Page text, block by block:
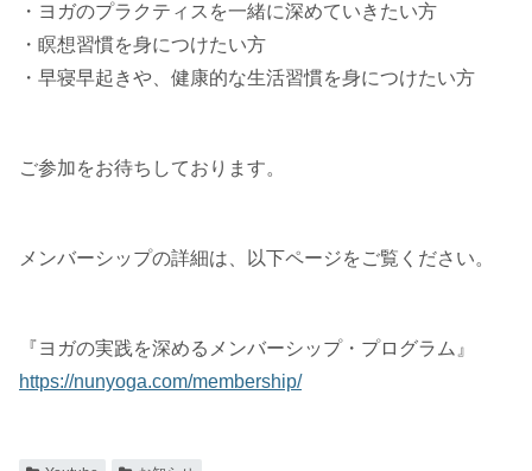
・ヨガのプラクティスを一緒に深めていきたい方
・瞑想習慣を身につけたい方
・早寝早起きや、健康的な生活習慣を身につけたい方
ご参加をお待ちしております。
メンバーシップの詳細は、以下ページをご覧ください。
『ヨガの実践を深めるメンバーシップ・プログラム』
https://nunyoga.com/membership/